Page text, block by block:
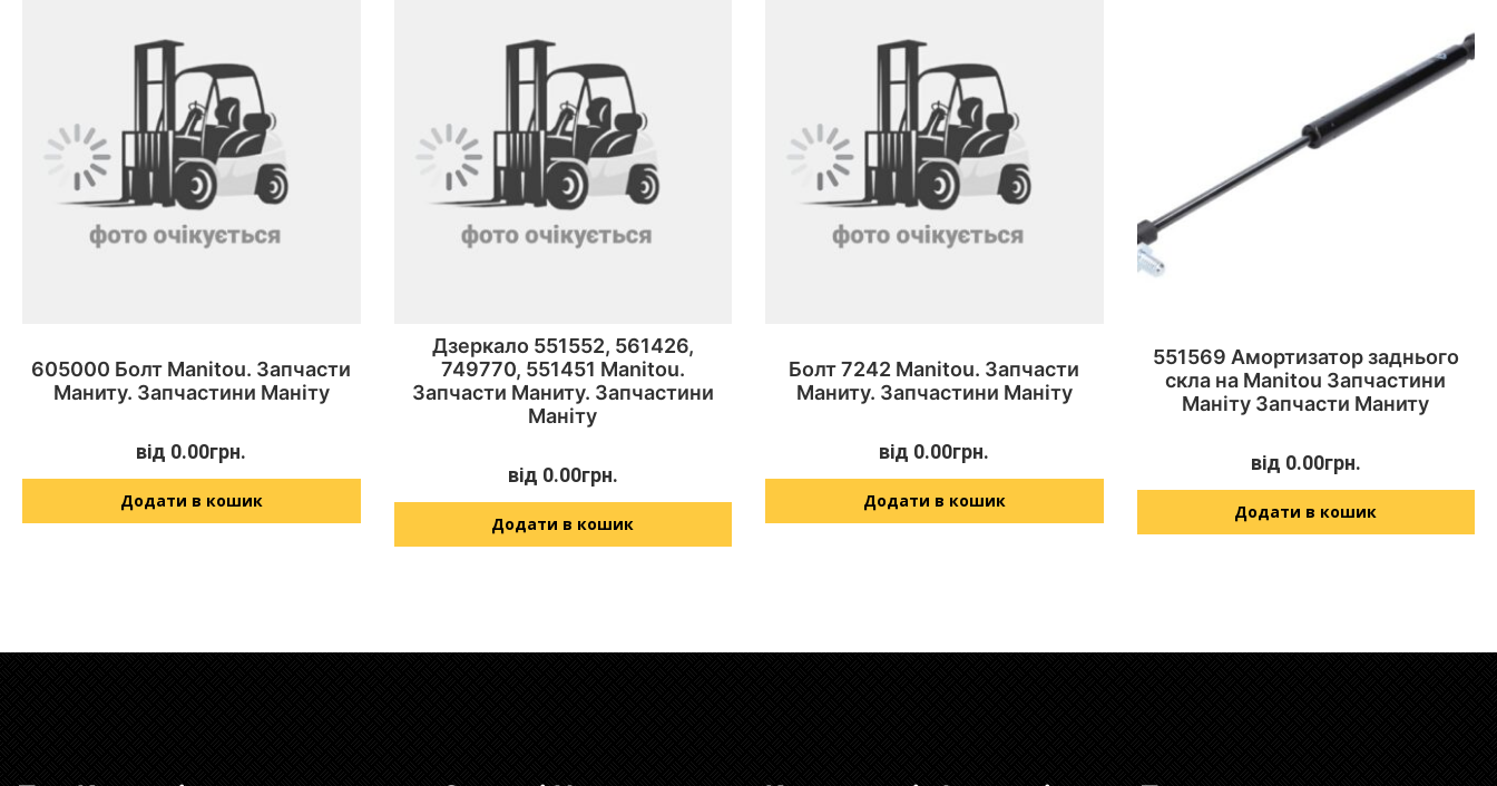
605000 Болт Manitou. Запчасти
Маниту. Запчастини Маніту
від 0.00грн.
Додати в кошик
Дзеркало 551552, 561426,
749770, 551451 Manitou.
Запчасти Маниту. Запчастини
Маніту
від 0.00грн.
Додати в кошик
Болт 7242 Manitou. Запчасти
Маниту. Запчастини Маніту
від 0.00грн.
Додати в кошик
551569 Амортизатор заднього
скла на Manitou Запчастини
Маніту Запчасти Маниту
від 0.00грн.
Додати в кошик